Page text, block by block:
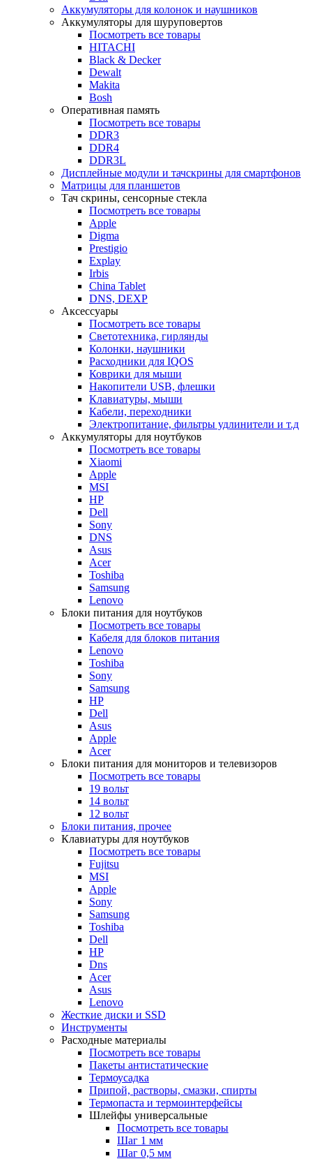
Аккумуляторы для колонок и наушников
Аккумуляторы для шуруповертов
Посмотреть все товары
HITACHI
Black & Decker
Dewalt
Makita
Bosh
Оперативная память
Посмотреть все товары
DDR3
DDR4
DDR3L
Дисплейные модули и тачскрины для смартфонов
Матрицы для планшетов
Тач скрины, сенсорные стекла
Посмотреть все товары
Apple
Digma
Prestigio
Explay
Irbis
China Tablet
DNS, DEXP
Аксессуары
Посмотреть все товары
Светотехника, гирлянды
Колонки, наушники
Расходники для IQOS
Коврики для мыши
Накопители USB, флешки
Клавиатуры, мыши
Кабели, переходники
Электропитание, фильтры удлинители и т.д
Аккумуляторы для ноутбуков
Посмотреть все товары
Xiaomi
Apple
MSI
HP
Dell
Sony
DNS
Asus
Acer
Toshiba
Samsung
Lenovo
Блоки питания для ноутбуков
Посмотреть все товары
Кабеля для блоков питания
Lenovo
Toshiba
Sony
Samsung
HP
Dell
Asus
Apple
Acer
Блоки питания для мониторов и телевизоров
Посмотреть все товары
19 вольт
14 вольт
12 вольт
Блоки питания, прочее
Клавиатуры для ноутбуков
Посмотреть все товары
Fujitsu
MSI
Apple
Sony
Samsung
Toshiba
Dell
HP
Dns
Acer
Asus
Lenovo
Жесткие диски и SSD
Инструменты
Расходные материалы
Посмотреть все товары
Пакеты антистатические
Термоусадка
Припой, растворы, смазки, спирты
Термопаста и термоинтерфейсы
Шлейфы универсальные
Посмотреть все товары
Шаг 1 мм
Шаг 0,5 мм